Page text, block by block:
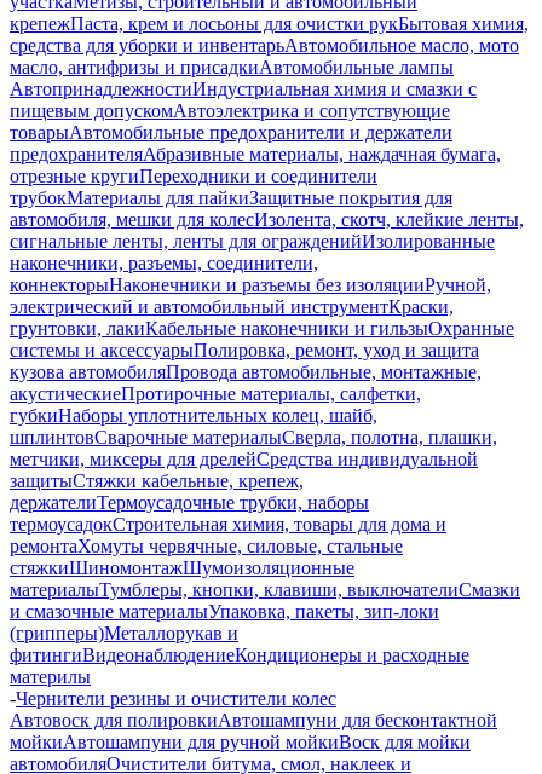
крепежПаста, крем и лосьоны для очистки рукБытовая химия,
средства для уборки и инвентарьАвтомобильное масло, мото
масло, антифризы и присадкиАвтомобильные лампы
АвтопринадлежностиИндустриальная химия и смазки с
пищевым допускомАвтоэлектрика и сопутствующие
товарыАвтомобильные предохранители и держатели
предохранителяАбразивные материалы, наждачная бумага,
отрезные кругиПереходники и соединители
трубокМатериалы для пайкиЗащитные покрытия для
автомобиля, мешки для колесИзолента, скотч, клейкие ленты,
сигнальные ленты, ленты для огражденийИзолированные
наконечники, разъемы, соединители,
коннекторыНаконечники и разъемы без изоляцииРучной,
электрический и автомобильный инструментКраски,
грунтовки, лакиКабельные наконечники и гильзыОхранные
системы и аксессуарыПолировка, ремонт, уход и защита
кузова автомобиляПровода автомобильные, монтажные,
акустическиеПротирочные материалы, салфетки,
губкиНаборы уплотнительных колец, шайб,
шплинтовСварочные материалыСверла, полотна, плашки,
метчики, миксеры для дрелейСредства индивидуальной
защитыСтяжки кабельные, крепеж,
держателиТермоусадочные трубки, наборы
термоусадокСтроительная химия, товары для дома и
ремонтаХомуты червячные, силовые, стальные
стяжкиШиномонтажШумоизоляционные
материалыТумблеры, кнопки, клавиши, выключателиСмазки
и смазочные материалыУпаковка, пакеты, зип-локи
(грипперы)Металлорукав и
фитингиВидеонаблюдениеКондиционеры и расходные
материлы
-Чернители резины и очистители колес
Автовоск для полировкиАвтошампуни для бесконтактной
мойкиАвтошампуни для ручной мойкиВоск для мойки
автомобиляОчистители битума, смол, наклеек и